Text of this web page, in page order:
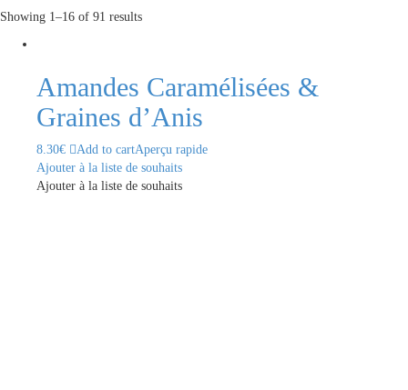
Showing 1–16 of 91 results
Amandes Caramélisées &
Graines d’Anis
8.30€ Add to cartAperçu rapide
Ajouter à la liste de souhaits
Ajouter à la liste de souhaits